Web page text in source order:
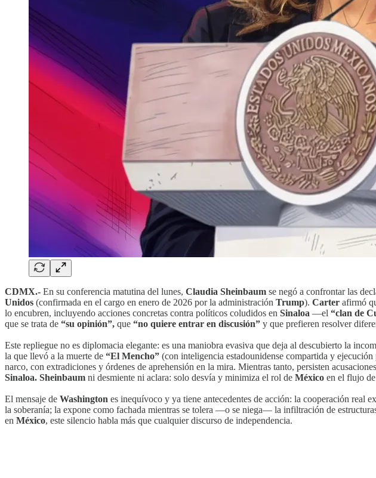
CDMX.- En su conferencia matutina del lunes, Claudia Sheinbaum se negó a confrontar las
Unidos (confirmada en el cargo en enero de 2026 por la administración Trump). Carter afirmó
lo encubren, incluyendo acciones concretas contra políticos coludidos en Sinaloa —el “clan de
que se trata de “su opinión”, que “no quiere entrar en discusión” y que prefieren resolver
Este repliegue no es diplomacia elegante: es una maniobra evasiva que deja al descubierto la
la que llevó a la muerte de “El Mencho” (con inteligencia estadounidense compartida y
narco, con extradiciones y órdenes de aprehensión en la mira. Mientras tanto, persisten
Sinaloa. Sheinbaum ni desmiente ni aclara: solo desvía y minimiza el rol de México en el flujo
El mensaje de Washington es inequívoco y ya tiene antecedentes de acción: la cooperación real
la soberanía; la expone como fachada mientras se tolera —o se niega— la infiltración de
en México, este silencio habla más que cualquier discurso de independencia.